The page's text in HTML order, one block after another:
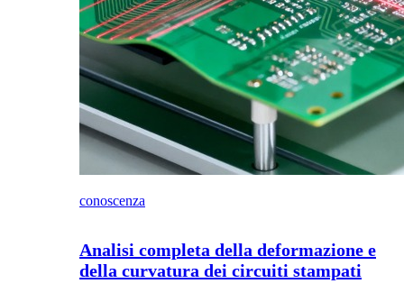
conoscenza
Analisi completa della deformazione e
della curvatura dei circuiti stampati